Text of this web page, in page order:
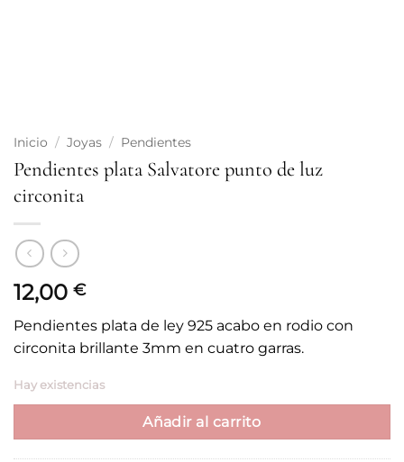
Inicio / Joyas / Pendientes
Pendientes plata Salvatore punto de luz
circonita
12,00 €
Pendientes plata de ley 925 acabo en rodio con
circonita brillante 3mm en cuatro garras.
Hay existencias
Añadir al carrito